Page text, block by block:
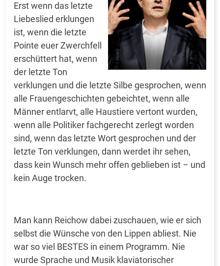
Erst wenn das letzte
Liebeslied erklungen
ist, wenn die letzte
Pointe euer Zwerchfell
erschüttert hat, wenn
der letzte Ton
verklungen und die letzte Silbe gesprochen, wenn
alle Frauengeschichten gebeichtet, wenn alle
Männer entlarvt, alle Haustiere vertont wurden,
wenn alle Politiker fachgerecht zerlegt worden
sind, wenn das letzte Wort gesprochen und der
letzte Ton verklungen, dann werdet ihr sehen,
dass kein Wunsch mehr offen geblieben ist – und
kein Auge trocken.
Man kann Reichow dabei zuschauen, wie er sich
selbst die Wünsche von den Lippen abliest. Nie
war so viel BESTES in einem Programm. Nie
wurde Sprache und Musik klaviatorischer